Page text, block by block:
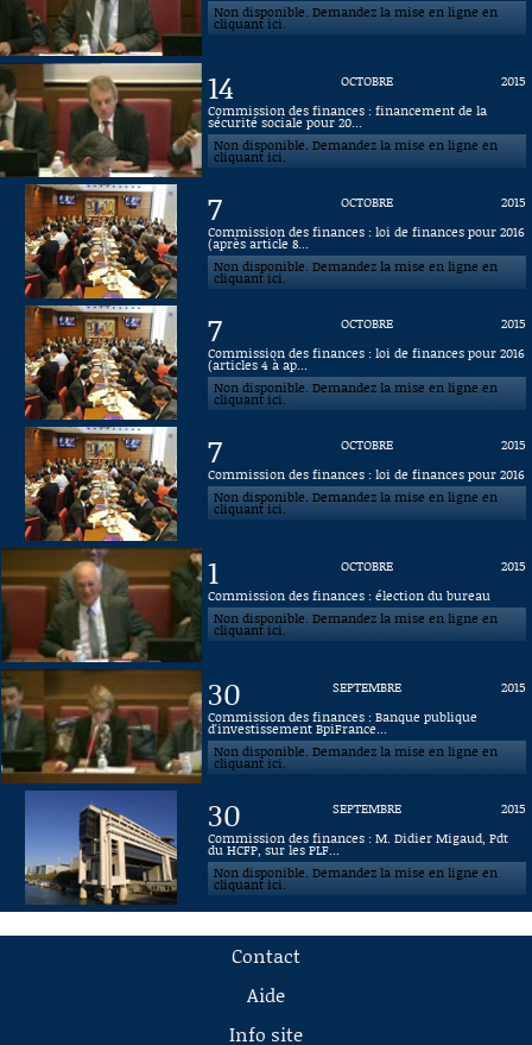
Connaissance, Histoire
Non disponible. Demandez la mise en ligne en
cliquant ici.
14 OCTOBRE
2015
Commission des finances : financement de la
sécurité sociale pour 20...
Non disponible. Demandez la mise en ligne en
cliquant ici.
7 OCTOBRE
2015
Commission des finances : loi de finances pour 2016
(après article 8...
Non disponible. Demandez la mise en ligne en
cliquant ici.
7 OCTOBRE
2015
Commission des finances : loi de finances pour 2016
(articles 4 à ap...
Non disponible. Demandez la mise en ligne en
cliquant ici.
7 OCTOBRE
2015
Commission des finances : loi de finances pour 2016
Non disponible. Demandez la mise en ligne en
cliquant ici.
1 OCTOBRE
2015
Commission des finances : élection du bureau
Non disponible. Demandez la mise en ligne en
cliquant ici.
30 SEPTEMBRE
2015
Commission des finances : Banque publique
d'investissement BpiFrance...
Non disponible. Demandez la mise en ligne en
cliquant ici.
30 SEPTEMBRE
2015
Commission des finances : M. Didier Migaud, Pdt
du HCFP, sur les PLF...
Non disponible. Demandez la mise en ligne en
cliquant ici.
Contact
Aide
Info site